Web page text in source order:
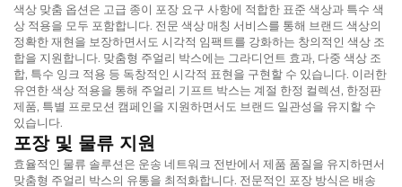
색상 맞춤 옵션은 고급 종이 포장 요구 사항에 적합한 표준 색상과 특수 색
상 적용을 모두 포함합니다. 전문 색상 매칭 서비스를 통해 브랜드 색상의
정확한 재현을 보장하면서도 시각적 임팩트를 강화하는 창의적인 색상 조
합을 지원합니다. 맞춤형 주얼리 박스에는 그라디언트 효과, 다중 색상 조
합, 특수 잉크 적용 등 독창적인 시각적 표현을 구현할 수 있습니다. 이러한
유연한 색상 적용을 통해 주얼리 기프트 박스는 계절 한정 컬렉션, 한정판
제품, 특별 프로모션 캠페인을 지원하면서도 브랜드 일관성을 유지할 수
있습니다.
포장 및 물류 지원
효율적인 물류 솔루션은 운송 네트워크 전반에서 제품 품질을 유지하면서
맞춤형 주얼리 박스의 유통을 최적화합니다. 전문적인 포장 방식은 배송